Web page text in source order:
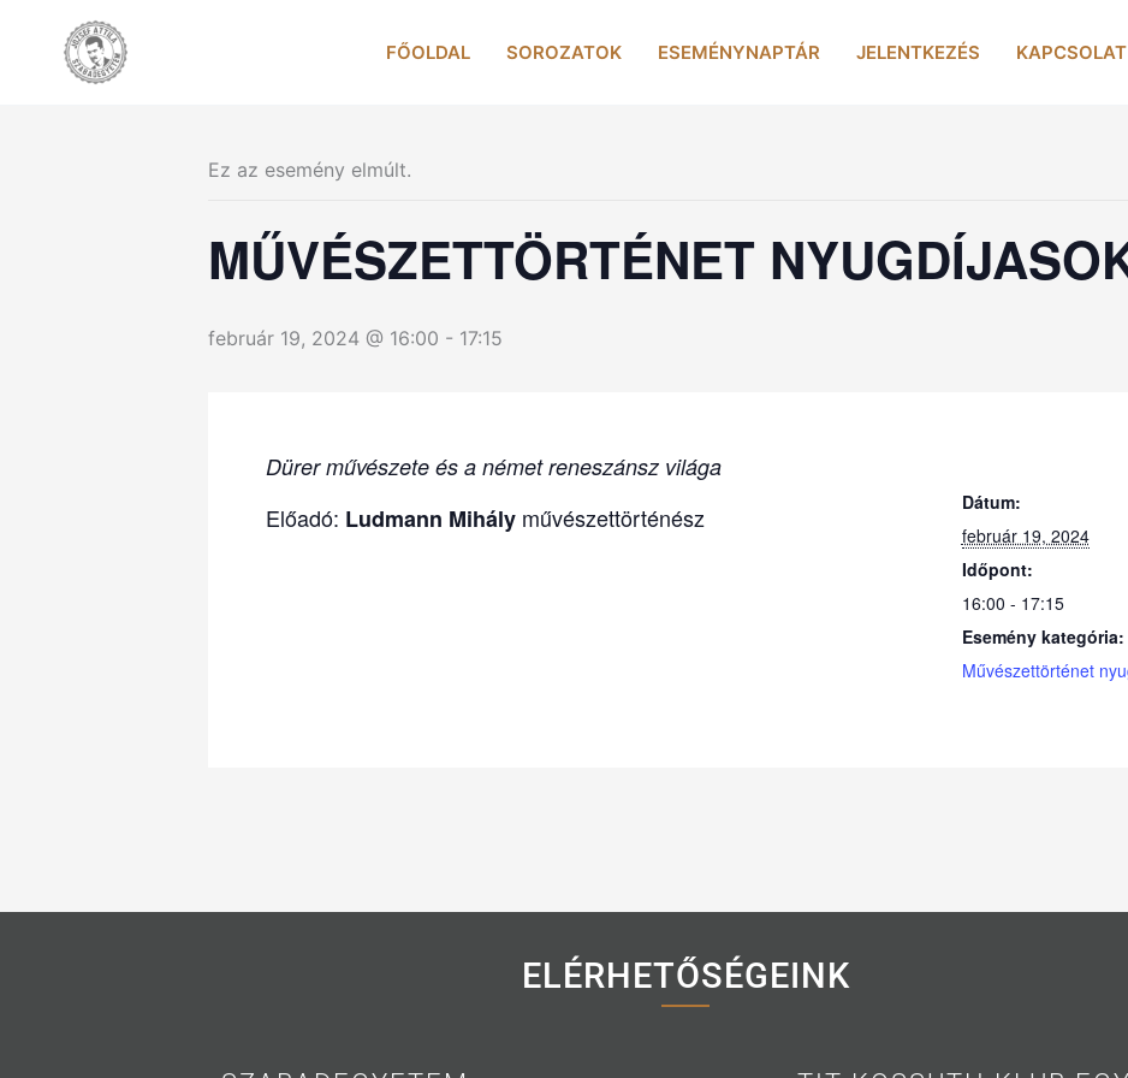
FŐOLDAL SOROZATOK ESEMÉNYNAPTÁR JELENTKEZÉS KAPCSOLAT
Ez az esemény elmúlt.
MŰVÉSZETTÖRTÉNET
február 19, 2024 @ 16:00 - 17:15
Dürer művészete és a német reneszánsz világa
Előadó: Ludmann Mihályművészettörténész
Dátum:
február 19, 2024
Időpont:
16:00 - 17:15
Esemény kategória:
Művészettörténet
ELÉRHETŐSÉGEINK